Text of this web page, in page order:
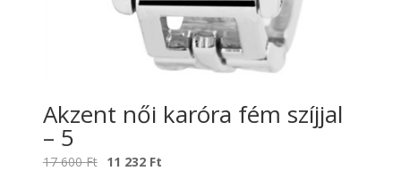
Akzent női karóra fém szíjjal
– 5
17 600Ft Original
11 232 Ft